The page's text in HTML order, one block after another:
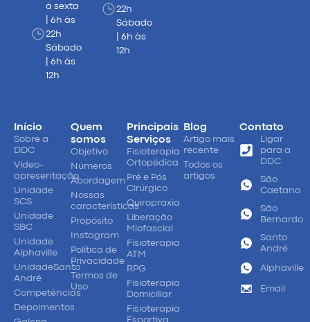
à sexta
| 6h às
22h
Sábado
| 6h às
12h
22h
Sábado
| 6h às
12h
Início
Sobre a
DDC
Vídeo-
apresentação
Unidade
SCS
Unidade
SBC
Unidade
Alphaville
UnidadeSanto
André
Competências
Depoimentos
Quem
somos
Objetivo
Números
Abordagem
Nossas
características
Propósito
Instagram
Política de
Privacidade
Termos de
Uso
Principais
Serviços
Fisioterapia
Ortopédica
Pré e Pós
Cirúrgico
Quiropraxia
Liberação
Miofascial
Fisioterapia
ATM
RPG
Fisioterapia
Domiciliar
Fisioterapia
Esportiva
Blog
Artigo mais
recente
Todos os
artigos
Contato
Ligar
para a
DDC
São
Caetano
São
Bernardo
Santo
André
Alphaville
Email